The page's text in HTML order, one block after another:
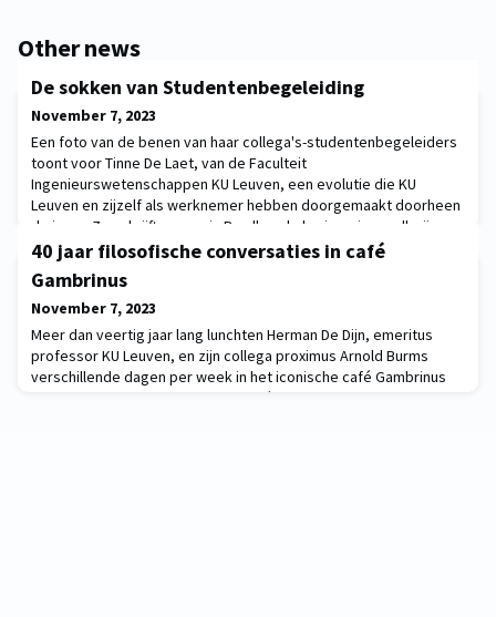
Other news
De sokken van Studentenbegeleiding
November 7, 2023
Een foto van de benen van haar collega's-studentenbegeleiders
toont voor Tinne De Laet, van de Faculteit
Ingenieurswetenschappen KU Leuven, een evolutie die KU
Leuven en zijzelf als werknemer hebben doorgemaakt doorheen
de jaren. Ze schrijft erover in Parallax, de herinneringsgallerij van
Metaforum. Deze foto reflecteert voor mij, nog meer dan een
herinnering, een evolutie die KU Leuven en ik als
40 jaar filosofische conversaties in café
Gambrinus
November 7, 2023
Meer dan veertig jaar lang lunchten Herman De Dijn, emeritus
professor KU Leuven, en zijn collega proximus Arnold Burms
verschillende dagen per week in het iconische café Gambrinus
op de Oude Markt, het mooiste café in Leuven. Herman De